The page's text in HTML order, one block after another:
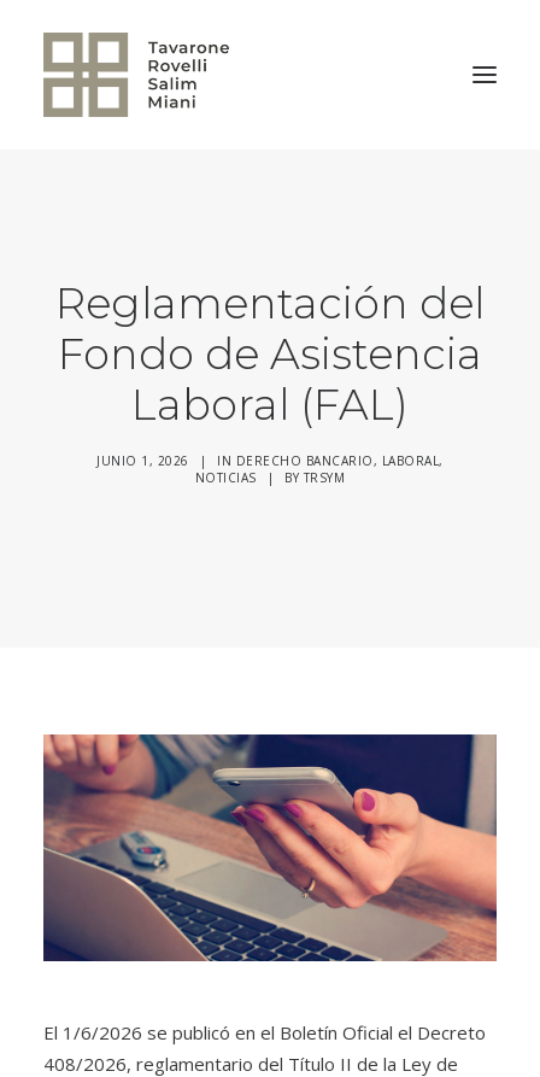
Reglamentación del
Fondo de Asistencia
Laboral (FAL)
JUNIO 1, 2026 | IN DERECHO BANCARIO, LABORAL,
NOTICIAS
| BYTRSYM
El 1/6/2026 se publicó en el Boletín Oficial el Decreto
408/2026, reglamentario del Título II de la Ley de